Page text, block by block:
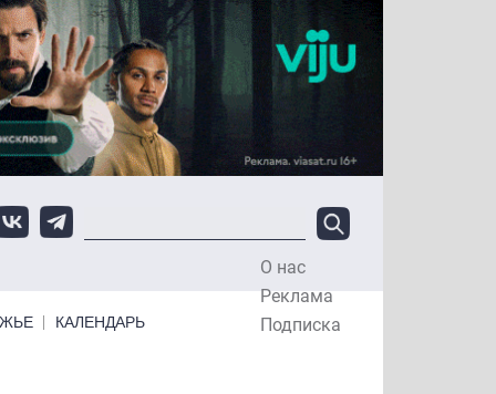
О нас
Реклама
Подписка
КАЛЕНДАРЬ